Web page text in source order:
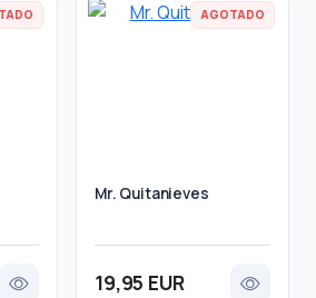
AGOTADO
Mr. Quitanieves
19,95 EUR